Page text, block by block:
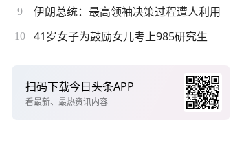
9 伊朗总统：最高领袖决策过程遭人利用
10 41岁女子为鼓励女儿考上985研究生
扫码下载今日头条APP
看最新、最热资讯内容